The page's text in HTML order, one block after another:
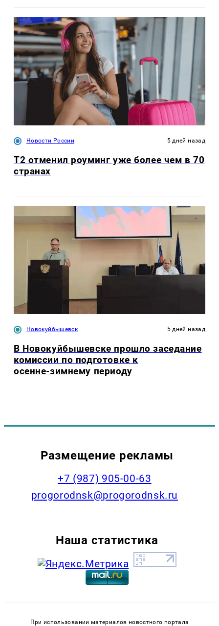
Новости России 5 дней назад
Т2 отменил роуминг уже более чем в 70
странах
Новокуйбышевск 5 дней назад
В Новокуйбышевске прошло заседание
комиссии по подготовке к
осенне‑зимнему периоду
Размещение рекламы
+7 (987) 905-00-63
progorodnsk@progorodnsk.ru
Наша статистика
При использовании материалов новостного портала